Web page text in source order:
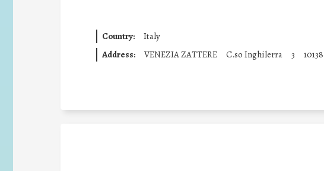
Country:
Italy
Address:
VENEZIA ZATTERE C.so Inghilerra 3 10138